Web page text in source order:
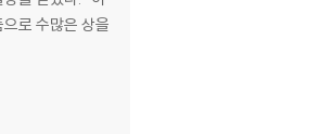
으로 수많은 상을